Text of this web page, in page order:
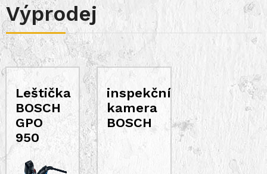
Výprodej
Leštička
BOSCH
GPO
950
inspekční
kamera
BOSCH